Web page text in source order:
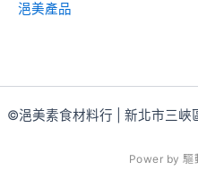
浥美產品
©浥美素食材料行 | 新北市三峽
Power by 驅